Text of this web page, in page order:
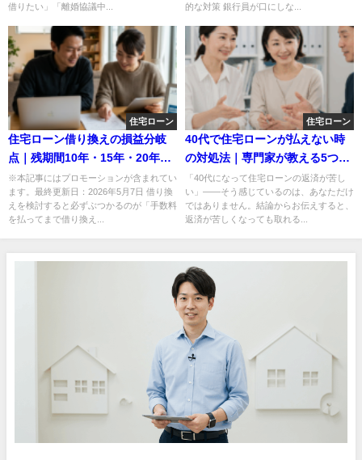
借りたい」「離婚協議中...
的な対策 銀行員が口にしな...
住宅ローン
住宅ローン借り換えの損益分岐
点｜残期間10年・15年・20年で
得する条件をシミュレーション
※本記事にはプロモーションが含まれてい
ます。最終更新日：2026年5月7日 借り換
えを検討すると必ずぶつかるのが「手数料
を払ってまで借り換え...
住宅ローン
40代で住宅ローンが払えない時
の対処法｜専門家が教える5つの
選択肢
「40代になって住宅ローンの返済が苦し
い」——そう感じているのは、あなただけ
ではありません。結論からお伝えすると、
返済が苦しくなっても取れる...